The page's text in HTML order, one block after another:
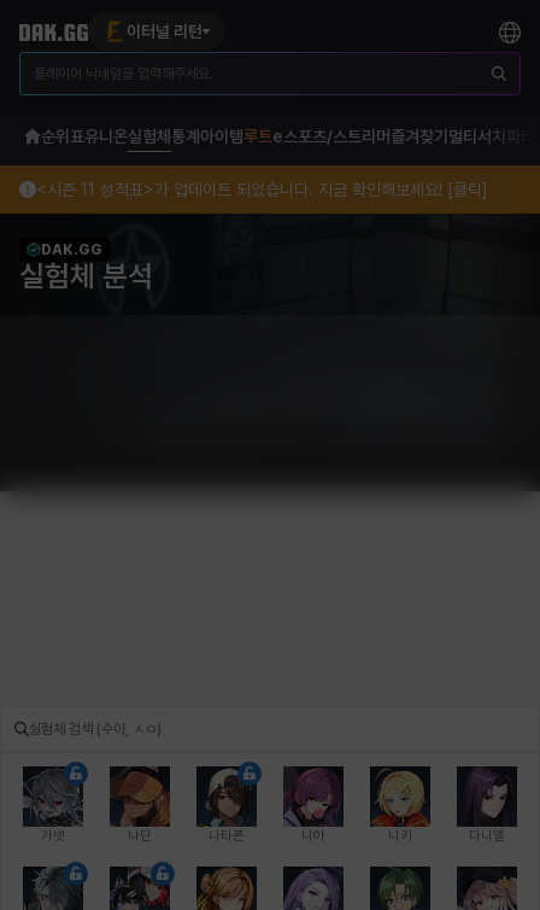
이터널 리턴
순위표유니온실험체 통계 아이템루트e스포츠/스트리머 즐겨찾기 멀티서치 파티
<시즌 11 성적표>가 업데이트 되었습니다. 지금 확인해보세요! [클릭]
DAK.GG
실험체 분석
가넷 나딘 나타폰 니아 니키 다니엘